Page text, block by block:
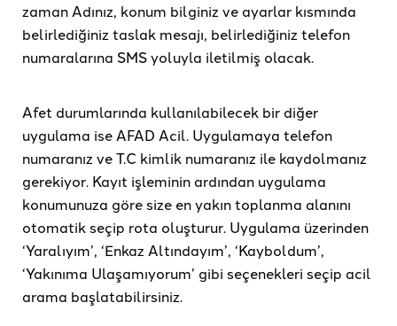
zaman Adınız, konum bilginiz ve ayarlar kısmında
belirlediğiniz taslak mesajı, belirlediğiniz telefon
numaralarına SMS yoluyla iletilmiş olacak.
Afet durumlarında kullanılabilecek bir diğer
uygulama ise AFAD Acil. Uygulamaya telefon
numaranız ve T.C kimlik numaranız ile kaydolmanız
gerekiyor. Kayıt işleminin ardından uygulama
konumunuza göre size en yakın toplanma alanını
otomatik seçip rota oluşturur. Uygulama üzerinden
‘Yaralıyım’, ‘Enkaz Altındayım’, ‘Kayboldum’,
‘Yakınıma Ulaşamıyorum’ gibi seçenekleri seçip acil
arama başlatabilirsiniz.